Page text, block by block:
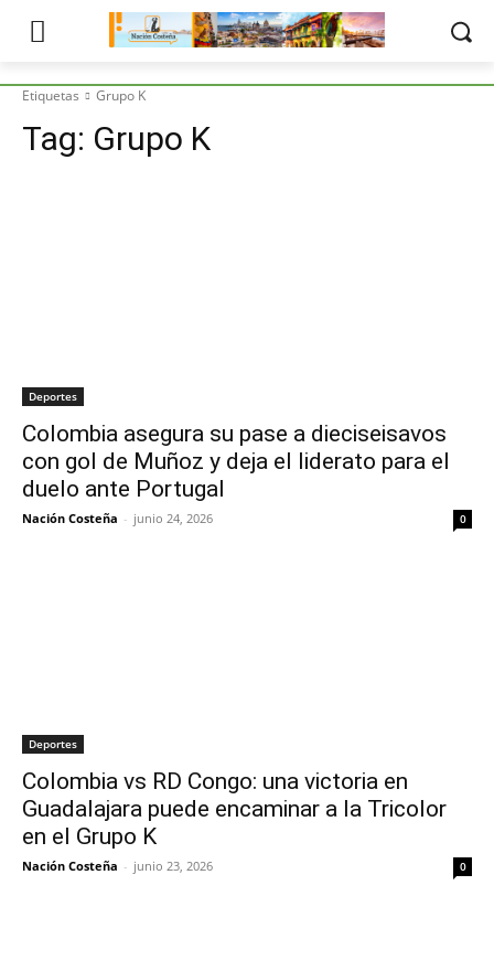
Etiquetas Grupo K
Tag: Grupo K
Deportes
Colombia asegura su pase a dieciseisavos
con gol de Muñoz y deja el liderato para el
duelo ante Portugal
Nación Costeña - junio 24, 2026 0
Deportes
Colombia vs RD Congo: una victoria en
Guadalajara puede encaminar a la Tricolor
en el Grupo K
Nación Costeña - junio 23, 2026 0